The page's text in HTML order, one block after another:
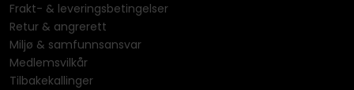
Frakt- & leveringsbetingelser
Retur & angrerett
Miljø & samfunnsansvar
Medlemsvilkår
Tilbakekallinger